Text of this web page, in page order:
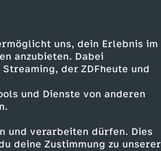
uns, dein Erlebnis im
anzubieten. Dabei
der ZDFheute und
und Dienste von anderen
und verarbeiten dürfen. Dies
deine Zustimmung zu unserer